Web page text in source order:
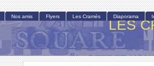
LES
Nos amis Flyers Les Cramés Diaporama